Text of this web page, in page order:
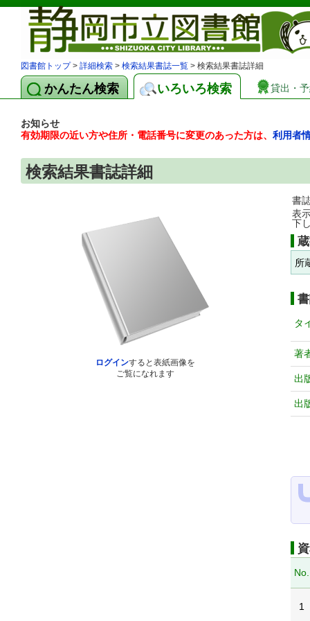
図書館トップ> 詳細検索 > 検索結果書誌一覧 > 検索結果書誌詳細
かんたん検索 いろいろ検索 貸出・
お知らせ
有効期限の近い方や住所・電話番号に変更のあった方は、 利用者
検索結果書誌詳細
ログインすると表紙画像を
ご覧になれます
書
表
下
所
タ
著
出
出
No.
1